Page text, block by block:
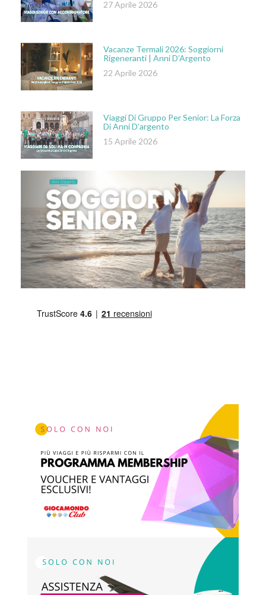
27 Aprile 2026
Vacanze Termali 2026: Soggiorni
Rigeneranti | Anni D’Argento
22 Aprile 2026
Viaggi Di Gruppo Per Senior: La Forza
Di Anni D’argento
15 Aprile 2026